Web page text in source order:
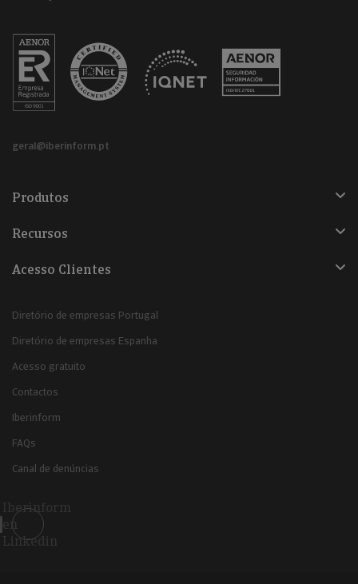
geral@iberinform.pt
Produtos
Recursos
Acesso Clientes
Diretório de empresas Portugal
Diretório de empresas Espanha
Acesso gratuito
Contactos
Iberinform
FAQs
Canal de denúncias
Iberinform
en
Linkedin